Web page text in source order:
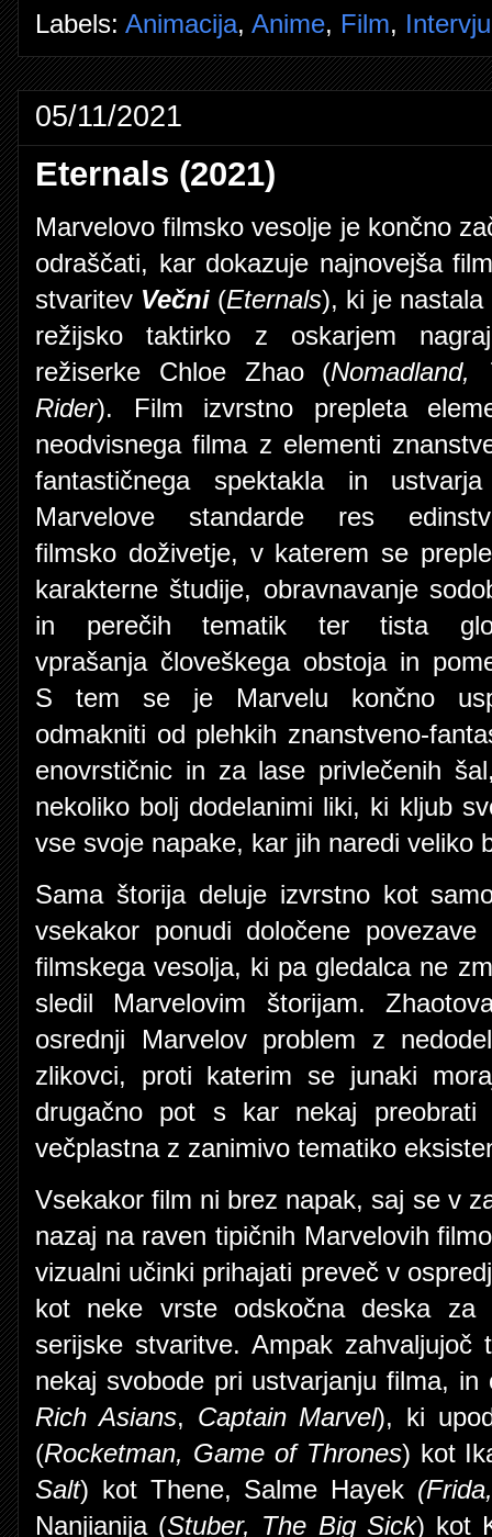
Labels: Animacija, Anime, Film, Intervju
05/11/2021
Eternals (2021)
Marvelovo filmsko vesolje je končno
odraščati, kar dokazuje najnovejša
stvaritev Večni (Eternals), ki je nastala
režijsko taktirko z oskarjem
režiserke Chloe Zhao (Nomadland,
Rider). Film izvrstno prepleta
neodvisnega filma z elementi
fantastičnega spektakla in
Marvelove standarde res
filmsko doživetje, v katerem se
karakterne študije, obravnavanje
in perečih tematik ter tista
vprašanja človeškega obstoja in
S tem se je Marvelu končno
odmakniti od plehkih znanstveno-
enovrstičnic in za lase privlečenih
nekoliko bolj dodelanimi liki, ki kljub
vse svoje napake, kar jih naredi veliko
Sama štorija deluje izvrstno kot
vsekakor ponudi določene
filmskega vesolja, ki pa gledalca ne
sledil Marvelovim štorijam.
osrednji Marvelov problem z
zlikovci, proti katerim se junaki
drugačno pot s kar nekaj
večplastna z zanimivo tematiko
Vsekakor film ni brez napak, saj se v
nazaj na raven tipičnih Marvelovih
vizualni učinki prihajati preveč v
kot neke vrste odskočna deska za
serijske stvaritve. Ampak
nekaj svobode pri ustvarjanju filma,
Rich Asians, Captain Marvel), ki
(Rocketman, Game of Thrones) kot
Salt) kot Thene, Salme Hayek
Nanjianija (Stuber, The Big Sick) kot